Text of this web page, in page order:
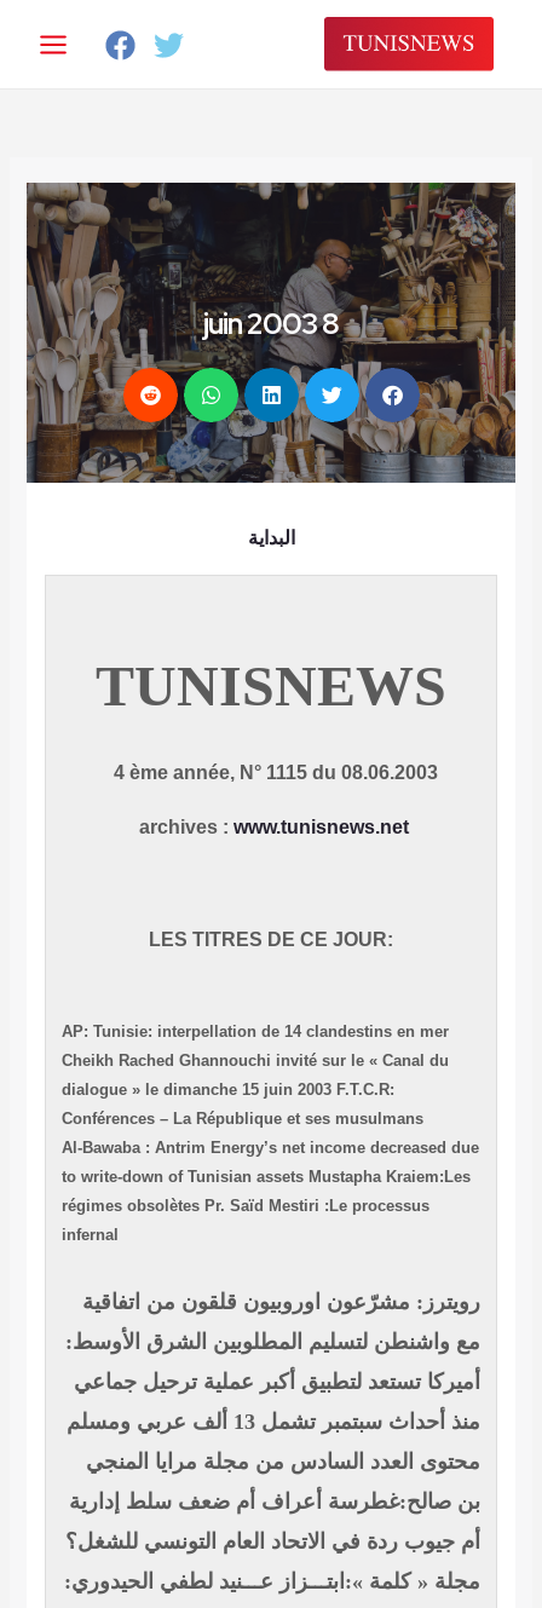
المحتوى
8 juin 2003
البداية
TUNISNEWS
4 ème année, N° 1115 du 08.06.2003
archives : www.tunisnews.net
LES TITRES DE CE JOUR:
AP: Tunisie: interpellation de 14 clandestins en mer
Cheikh Rached Ghannouchi invité sur le « Canal du
dialogue » le dimanche 15 juin 2003 F.T.C.R:
Conférences – La République et ses musulmans
Al-Bawaba : Antrim Energy’s net income decreased due
to write-down of Tunisian assets Mustapha Kraiem:Les
régimes obsolètes Pr. Saïd Mestiri :Le processus
infernal
رويترز: مشرّعون اوروبيون قلقون من اتفاقية
مع واشنطن لتسليم المطلوبين الشرق الأوسط:
أميركا تستعد لتطبيق أكبر عملية ترحيل جماعي
منذ أحداث سبتمبر تشمل 13 ألف عربي ومسلم
محتوى العدد السادس من مجلة مرايا المنجي
بن صالح:غطرسة أعراف أم ضعف سلط إدارية
أم جيوب ردة في الاتحاد العام التونسي للشغل؟
مجلة « كلمة »:ابتـــزاز عـــنيد لطفي الحيدوري: